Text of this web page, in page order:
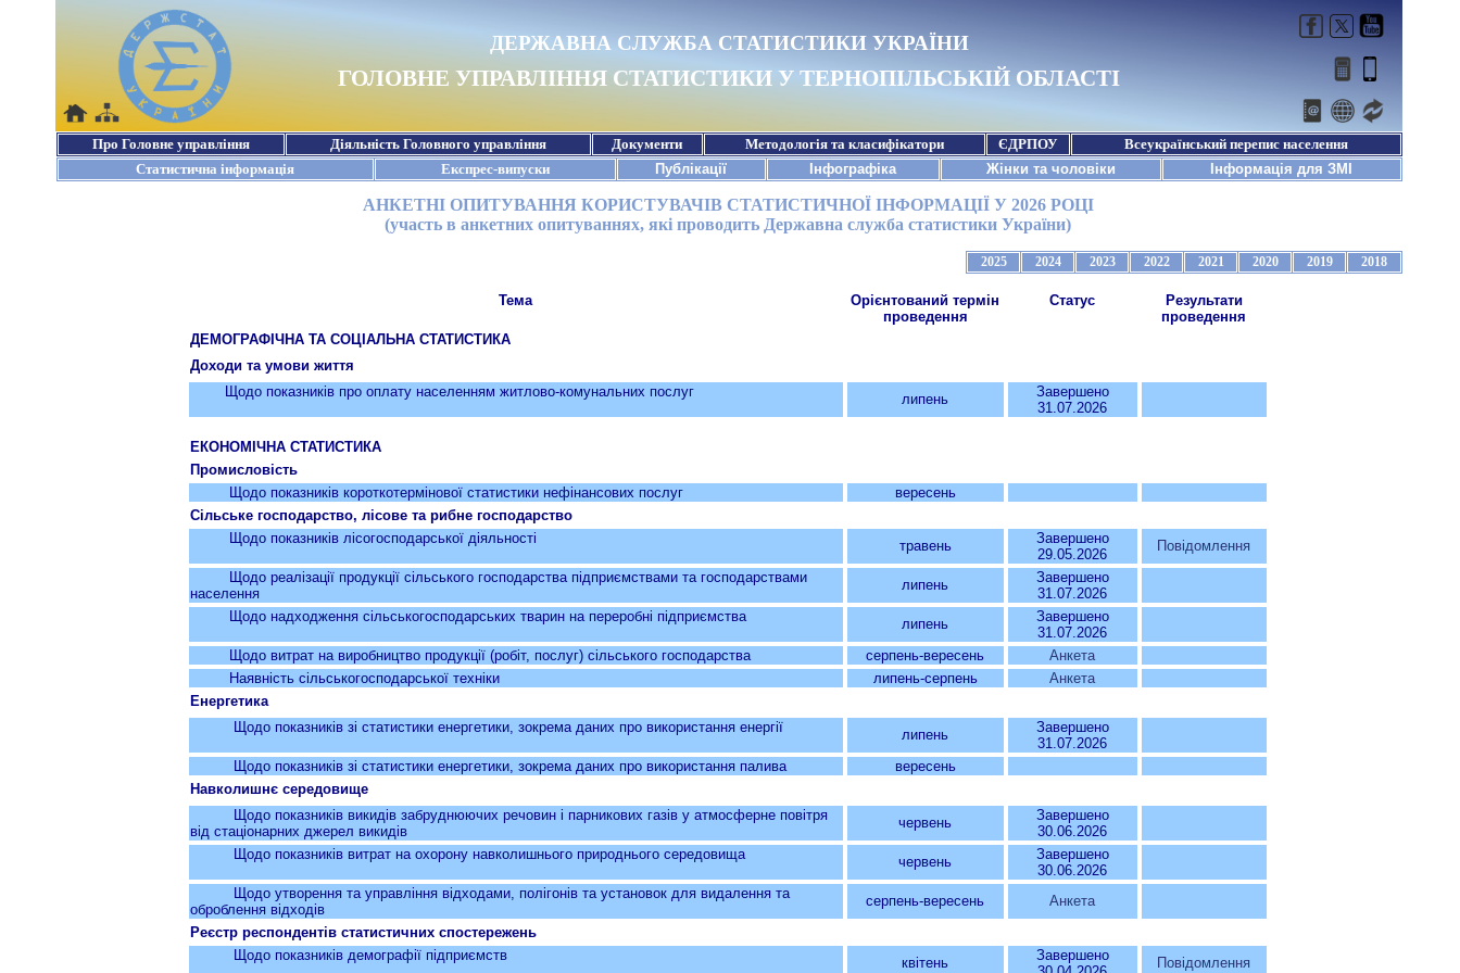
Тема
Орієнтований термін
проведення
Статус
Результати
проведення
ДЕМОГРАФІЧНА ТА СОЦІАЛЬНА СТАТИСТИКА
Доходи та умови життя
Щодо показників про оплату населенням житлово-комунальних послуг
липень
Завершено
31.07.2026
ЕКОНОМІЧНА СТАТИСТИКА
Промисловість
Щодо показників короткотермінової статистики нефінансових послуг
вересень
Сільське господарство, лісове та рибне господарство
Щодо показників лісогосподарської діяльності
травень
Завершено
29.05.2026
Повідомлення
Щодо реалізації продукції сільського господарства підприємствами та господарствами
населення
липень
Завершено
31.07.2026
Щодо надходження сільськогосподарських тварин на переробні підприємства
липень
Завершено
31.07.2026
Щодо витрат на виробництво продукції (робіт, послуг) сільського господарства
серпень-вересень
Анкета
Наявність сільськогосподарської техніки
липень-серпень
Анкета
Енергетика
Щодо показників зі статистики енергетики, зокрема даних про використання енергії
липень
Завершено
31.07.2026
Щодо показників зі статистики енергетики, зокрема даних про використання палива
вересень
Навколишнє середовище
Щодо показників викидів забруднюючих речовин і парникових газів у атмосферне повітря
від стаціонарних джерел викидів
червень
Завершено
30.06.2026
Щодо показників витрат на охорону навколишнього природнього середовища
червень
Завершено
30.06.2026
Щодо утворення та управління відходами, полігонів та установок для видалення та
оброблення відходів
серпень-вересень
Анкета
Реєстр респондентів статистичних спостережень
Щодо показників демографії підприємств
квітень
Завершено
Повідомлення
АНКЕТНІ ОПИТУВАННЯ КОРИСТУВАЧІВ СТАТИСТИЧНОЇ ІНФОРМАЦІЇ У 2026 РОЦІ
(участь в анкетних опитуваннях, які проводить Державна служба статистики України)